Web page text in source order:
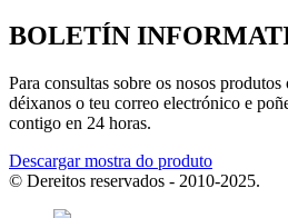
BOLETÍN
Para consultas sobre os nosos produtos
déixanos o teu correo electrónico e
contigo en 24 horas.
Descargar mostra do produto
© Dereitos reservados - 2010-2025.